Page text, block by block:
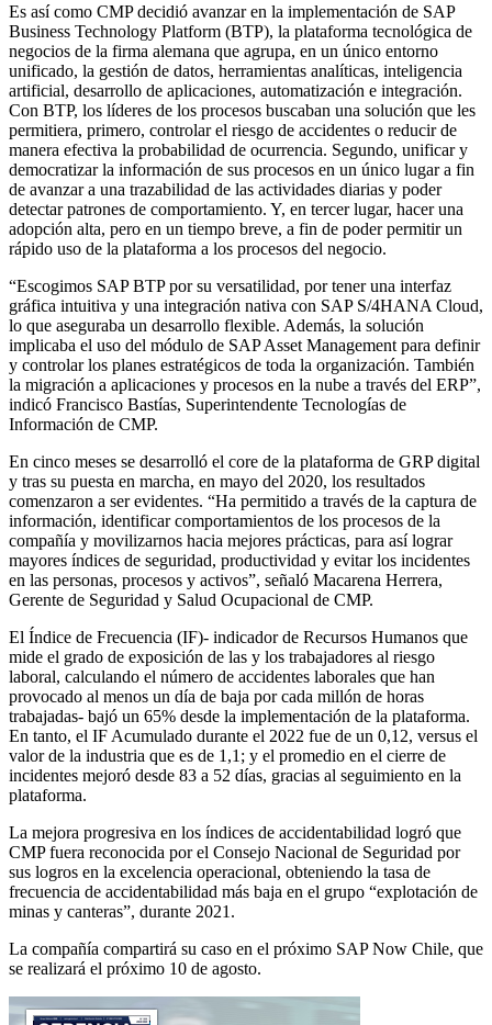
Es así como CMP decidió avanzar en la implementación de SAP
Business Technology Platform (BTP), la plataforma tecnológica de
negocios de la firma alemana que agrupa, en un único entorno
unificado, la gestión de datos, herramientas analíticas, inteligencia
artificial, desarrollo de aplicaciones, automatización e integración.
Con BTP, los líderes de los procesos buscaban una solución que les
permitiera, primero, controlar el riesgo de accidentes o reducir de
manera efectiva la probabilidad de ocurrencia. Segundo, unificar y
democratizar la información de sus procesos en un único lugar a fin
de avanzar a una trazabilidad de las actividades diarias y poder
detectar patrones de comportamiento. Y, en tercer lugar, hacer una
adopción alta, pero en un tiempo breve, a fin de poder permitir un
rápido uso de la plataforma a los procesos del negocio.
“Escogimos SAP BTP por su versatilidad, por tener una interfaz
gráfica intuitiva y una integración nativa con SAP S/4HANA Cloud,
lo que aseguraba un desarrollo flexible. Además, la solución
implicaba el uso del módulo de SAP Asset Management para definir
y controlar los planes estratégicos de toda la organización. También
la migración a aplicaciones y procesos en la nube a través del ERP”,
indicó Francisco Bastías, Superintendente Tecnologías de
Información de CMP.
En cinco meses se desarrolló el core de la plataforma de GRP digital
y tras su puesta en marcha, en mayo del 2020, los resultados
comenzaron a ser evidentes. “Ha permitido a través de la captura de
información, identificar comportamientos de los procesos de la
compañía y movilizarnos hacia mejores prácticas, para así lograr
mayores índices de seguridad, productividad y evitar los incidentes
en las personas, procesos y activos”, señaló Macarena Herrera,
Gerente de Seguridad y Salud Ocupacional de CMP.
El Índice de Frecuencia (IF)- indicador de Recursos Humanos que
mide el grado de exposición de las y los trabajadores al riesgo
laboral, calculando el número de accidentes laborales que han
provocado al menos un día de baja por cada millón de horas
trabajadas- bajó un 65% desde la implementación de la plataforma.
En tanto, el IF Acumulado durante el 2022 fue de un 0,12, versus el
valor de la industria que es de 1,1; y el promedio en el cierre de
incidentes mejoró desde 83 a 52 días, gracias al seguimiento en la
plataforma.
La mejora progresiva en los índices de accidentabilidad logró que
CMP fuera reconocida por el Consejo Nacional de Seguridad por
sus logros en la excelencia operacional, obteniendo la tasa de
frecuencia de accidentabilidad más baja en el grupo “explotación de
minas y canteras”, durante 2021.
La compañía compartirá su caso en el próximo SAP Now Chile, que
se realizará el próximo 10 de agosto.